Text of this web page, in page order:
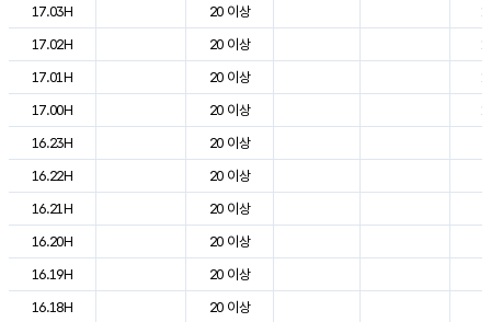
17.03H
20 이상
17.02H
20 이상
17.01H
20 이상
17.00H
20 이상
16.23H
20 이상
16.22H
20 이상
16.21H
20 이상
16.20H
20 이상
16.19H
20 이상
16.18H
20 이상